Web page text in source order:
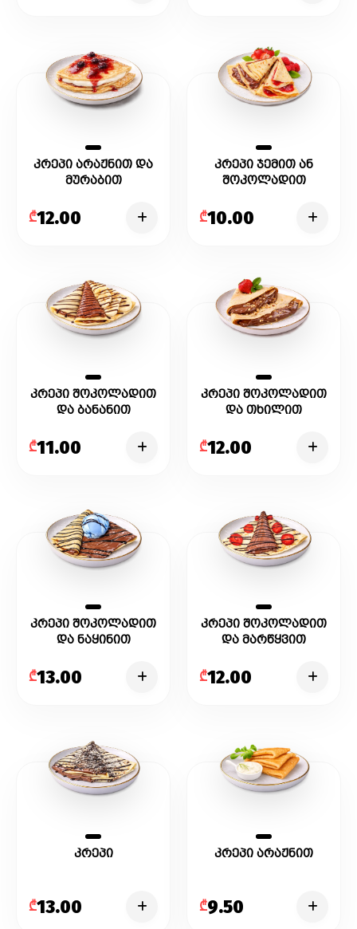
კრეპი არაჟნით და
მურაბით
₾12.00
კრეპი ჯემით ან
შოკოლადით
₾10.00
კრეპი შოკოლადით
და ბანანით
₾11.00
კრეპი შოკოლადით
და თხილით
₾12.00
კრეპი შოკოლადით
და ნაყინით
₾13.00
კრეპი შოკოლადით
და მარწყვით
₾12.00
კრეპი
₾13.00
კრეპი არაჟნით
₾9.50